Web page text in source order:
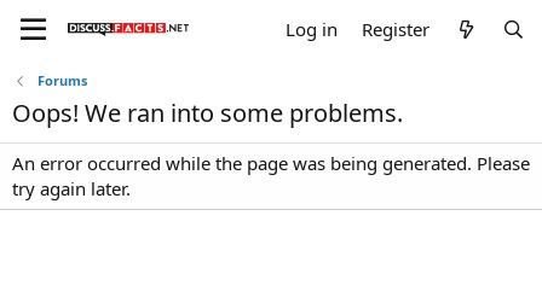
Log in Register
Forums
Oops! We ran into some problems.
An error occurred while the page was being generated. Please
try again later.